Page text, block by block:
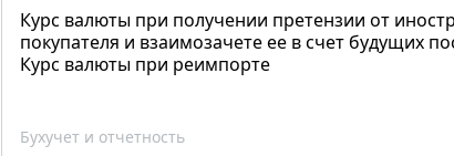
Курс валюты при получении претензии от
покупателя и взаимозачете ее в счет будущих
Курс валюты при реимпорте
Бухучет и отчетность